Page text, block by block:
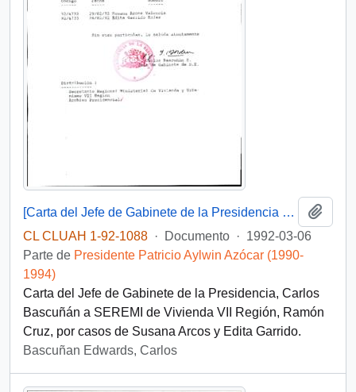
[Carta del Jefe de Gabinete de la Presidencia a SEREMI de Vivienda VII Región]
CL CLUAH 1-92-1088 · Documento · 1992-03-06
Parte de Presidente Patricio Aylwin Azócar (1990-
1994)
Carta del Jefe de Gabinete de la Presidencia, Carlos
Bascuñán a SEREMI de Vivienda VII Región, Ramón
Cruz, por casos de Susana Arcos y Edita Garrido.
Bascuñan Edwards, Carlos